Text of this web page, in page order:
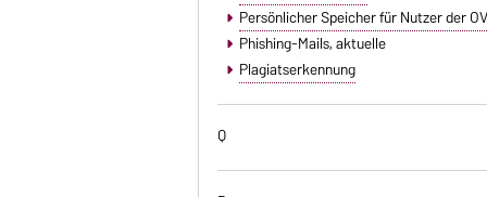
Persönlicher Speicher für Nutzer der
Phishing-Mails, aktuelle
Plagiatserkennung
Q